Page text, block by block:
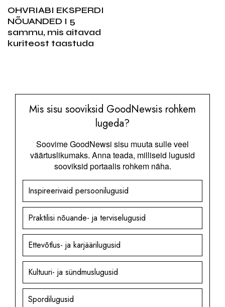
OHVRIABI EKSPERDI
NÕUANDED I 5
sammu, mis aitavad
kuriteost taastuda
Mis sisu sooviksid GoodNewsis rohkem
lugeda?
Soovime GoodNewsi sisu muuta sulle veel
väärtuslikumaks. Anna teada, milliseid lugusid
sooviksid portaalis rohkem näha.
Inspireerivaid persoonilugusid
Praktilisi nõuande- ja terviselugusid
Ettevõtlus- ja karjäärilugusid
Kultuuri- ja sündmuslugusid
Spordilugusid